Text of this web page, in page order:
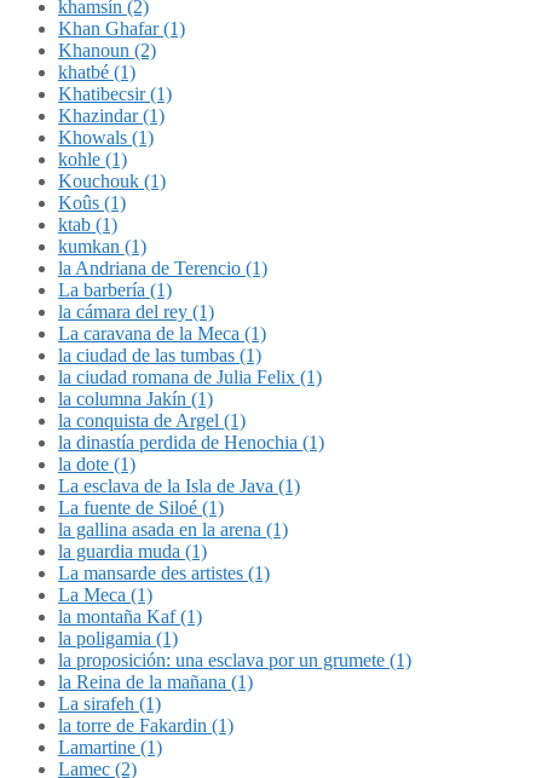
khamsín (2)
Khan Ghafar (1)
Khanoun (2)
khatbé (1)
Khatibecsir (1)
Khazindar (1)
Khowals (1)
kohle (1)
Kouchouk (1)
Koûs (1)
ktab (1)
kumkan (1)
la Andriana de Terencio (1)
La barbería (1)
la cámara del rey (1)
La caravana de la Meca (1)
la ciudad de las tumbas (1)
la ciudad romana de Julia Felix (1)
la columna Jakín (1)
la conquista de Argel (1)
la dinastía perdida de Henochia (1)
la dote (1)
La esclava de la Isla de Java (1)
La fuente de Siloé (1)
la gallina asada en la arena (1)
la guardia muda (1)
La mansarde des artistes (1)
La Meca (1)
la montaña Kaf (1)
la poligamia (1)
la proposición: una esclava por un grumete (1)
la Reina de la mañana (1)
La sirafeh (1)
la torre de Fakardin (1)
Lamartine (1)
Lamec (2)